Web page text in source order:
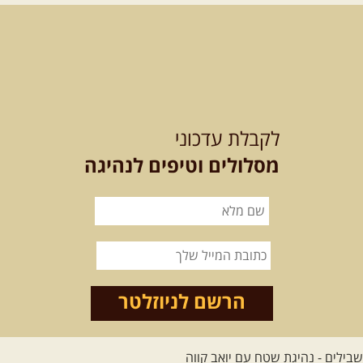
נצא מצומת גולנו למסע שטח מרתק
האם אתם מחפשים חוויה מיוחדת
בטבע? מחפשים חוויה שתעניק לכם ...
שישי- ממרומי
הגליל העליון למורדות הירדן
נצא מג'ש שבמורדות הר מירון, נמשיך
לאורך נחל דישון ונעצור ...[המשך]
לכל הטיולים
לקבלת עדכוני
מסלולים וטיפים לנהיגה
הרשם לניוזלטר